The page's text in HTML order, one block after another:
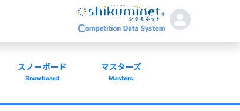
スノーボード
Snowboard
マスターズ
Masters